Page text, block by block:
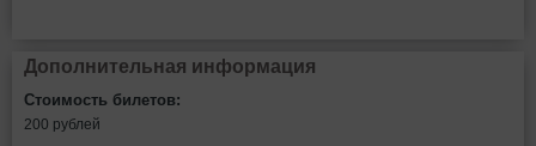
Дополнительная информация
Стоимость билетов:
200 рублей